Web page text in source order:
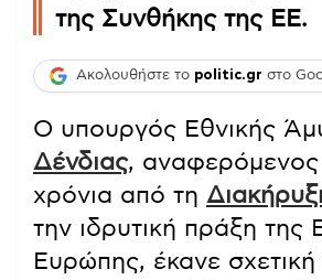
της Συνθήκης της ΕΕ.
Ακολουθήστε το politic.gr στο
Ο υπουργός Εθνικής
Δένδιας, αναφερόμενος
χρόνια από τη
την ιδρυτική πράξη της
Ευρώπης, έκανε